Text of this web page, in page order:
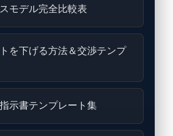
モデル完全比較表
を下げる方法＆交渉テンプ
示書テンプレート集